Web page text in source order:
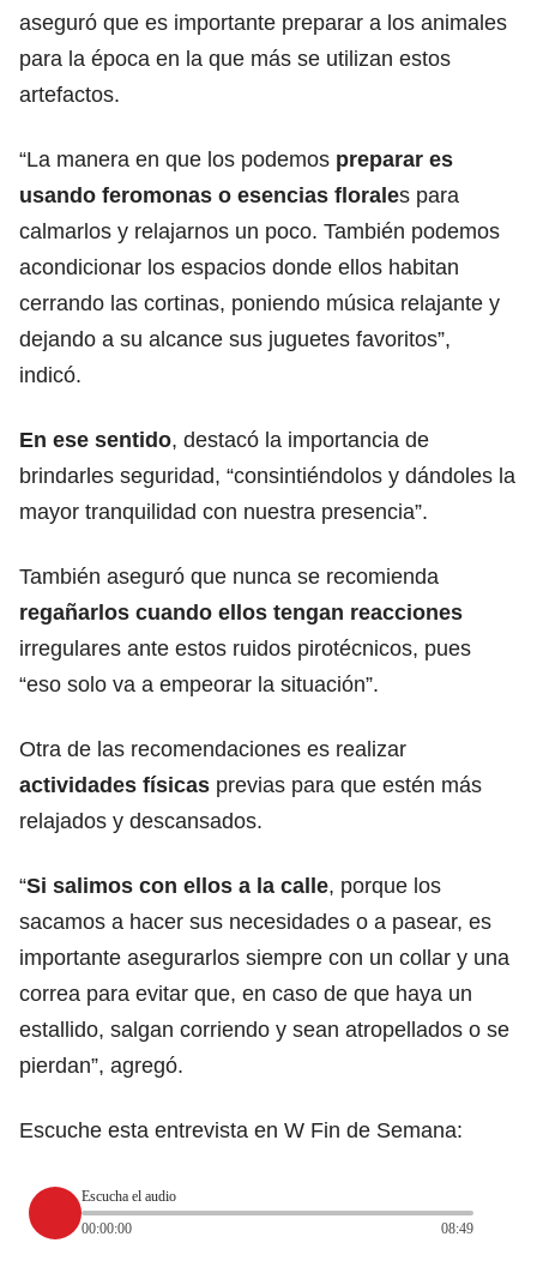
aseguró que es importante preparar a los animales
para la época en la que más se utilizan estos
artefactos.
“La manera en que los podemos preparar es
usando feromonas o esencias florales para
calmarlos y relajarnos un poco. También podemos
acondicionar los espacios donde ellos habitan
cerrando las cortinas, poniendo música relajante y
dejando a su alcance sus juguetes favoritos”,
indicó.
En ese sentido, destacó la importancia de
brindarles seguridad, “consintiéndolos y dándoles la
mayor tranquilidad con nuestra presencia”.
También aseguró que nunca se recomienda
regañarlos cuando ellos tengan reacciones
irregulares ante estos ruidos pirotécnicos, pues
“eso solo va a empeorar la situación”.
Otra de las recomendaciones es realizar
actividades físicas previas para que estén más
relajados y descansados.
“Si salimos con ellos a la calle, porque los
sacamos a hacer sus necesidades o a pasear, es
importante asegurarlos siempre con un collar y una
correa para evitar que, en caso de que haya un
estallido, salgan corriendo y sean atropellados o se
pierdan”, agregó.
Escuche esta entrevista en W Fin de Semana:
Escucha el audio
00:00:00
08:49